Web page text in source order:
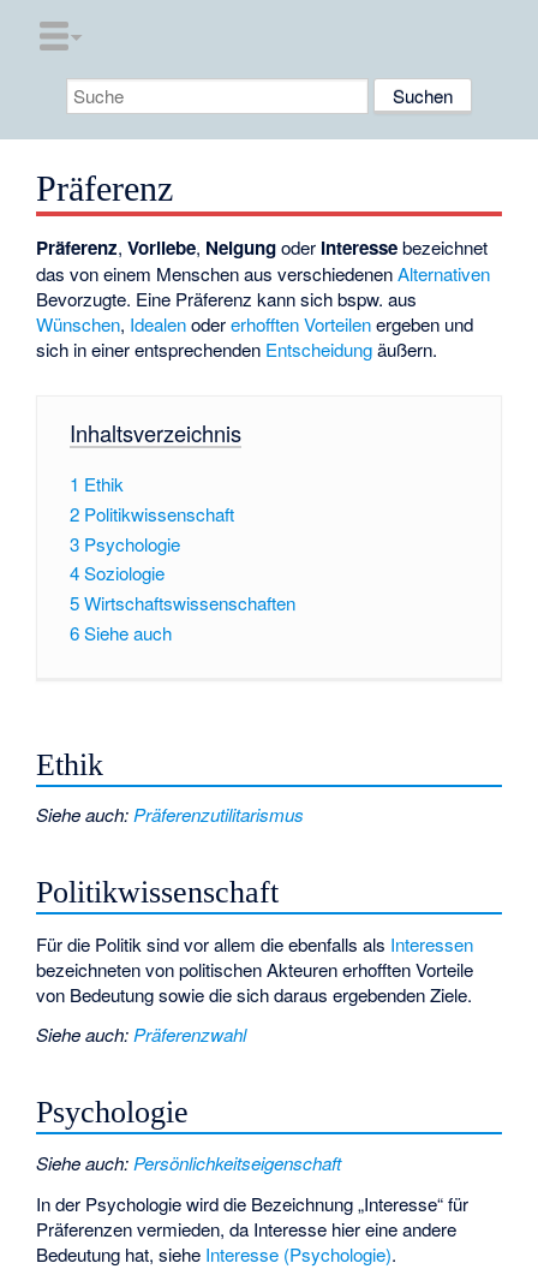
Präferenz
Präferenz,Vorliebe, Neigungoder Interessebezeichnet
das von einem Menschen aus verschiedenenAlternativen
Bevorzugte. Eine Präferenz kann sich bspw. aus
Wünschen, Idealenodererhofften Vorteilenergeben und
sich in einer entsprechenden Entscheidungäußern.
Inhaltsverzeichnis
1 Ethik
2 Politikwissenschaft
3 Psychologie
4Soziologie
5Wirtschaftswissenschaften
6Siehe auch
Ethik
Siehe auch:Präferenzutilitarismus
Politikwissenschaft
Für die Politik sind vor allem die ebenfalls als Interessen
bezeichneten von politischen Akteuren erhofften Vorteile
von Bedeutung sowie die sich daraus ergebenden Ziele.
Siehe auch: Präferenzwahl
Psychologie
Siehe auch: Persönlichkeitseigenschaft
In der Psychologie wird die Bezeichnung „Interesse“ für
Präferenzen vermieden, da Interesse hier eine andere
Bedeutung hat, siehe Interesse (Psychologie).